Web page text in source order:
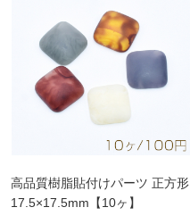
高品質樹脂貼付けパーツ 正方形
17.5×17.5mm【10ヶ】